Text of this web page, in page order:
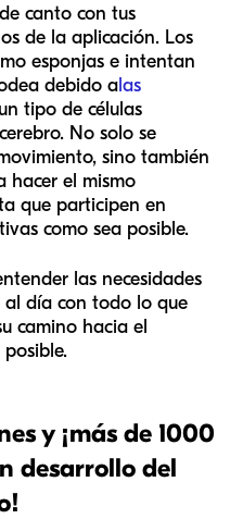
canto con tus
de la aplicación. Los
esponjas e intentan
debido alas
tipo de células
No solo se
sino también
hacer el mismo
que participen en
como sea posible.
las necesidades
día con todo lo que
camino hacia el
y ¡más de 1000
desarrollo del